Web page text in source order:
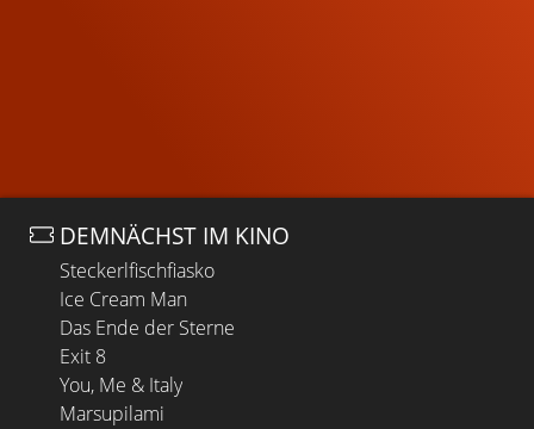
DEMNÄCHST IM KINO
Steckerlfischfiasko
Ice Cream Man
Das Ende der Sterne
Exit 8
You, Me & Italy
Marsupilami